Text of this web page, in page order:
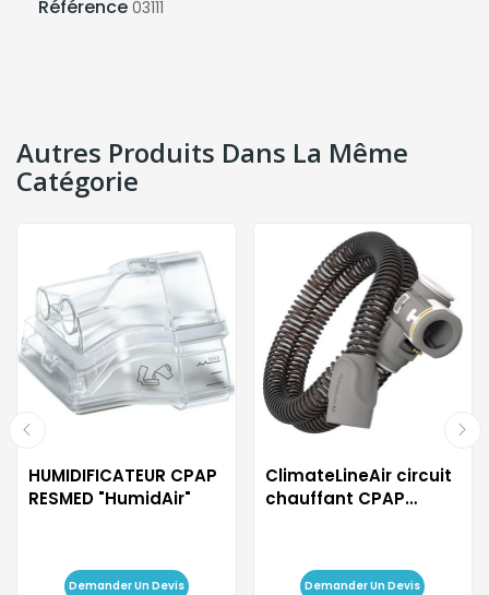
Référence 03111
Autres Produits Dans La Même
Catégorie
HUMIDIFICATEUR CPAP
RESMED "HumidAir"
Demander Un Devis
ClimateLineAir circuit
chauffant CPAP
Demander Un Devis